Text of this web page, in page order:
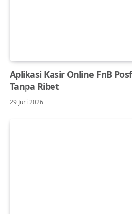
Aplikasi Kasir Online FnB
Tanpa Ribet
29 Juni 2026